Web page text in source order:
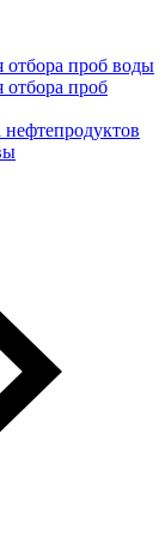
отбора проб воды
проб